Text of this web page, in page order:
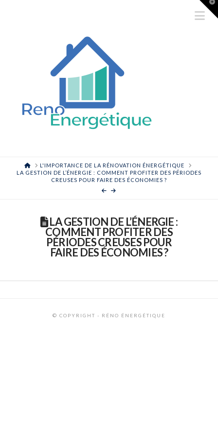
HOMEL'IMPORTANCE DE LA RÉNOVATION ÉNERGÉTIQUE
LA GESTION DE L’ÉNERGIE : COMMENT PROFITER DES PÉRIODES
CREUSES POUR FAIRE DES ÉCONOMIES ?
LA GESTION DE L’ÉNERGIE :
COMMENT PROFITER DES
PÉRIODES CREUSES POUR
FAIRE DES ÉCONOMIES ?
© COPYRIGHT - RÉNO ÉNERGÉTIQUE